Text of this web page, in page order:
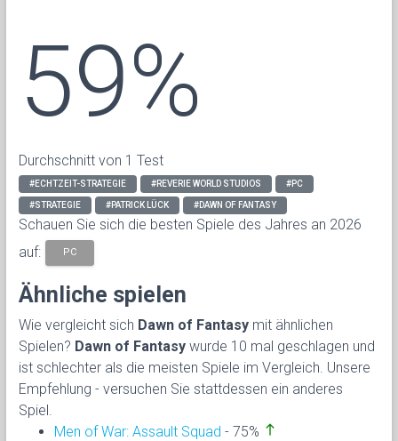
59%
Durchschnitt von 1 Test
#ECHTZEIT-STRATEGIE #REVERIE WORLD STUDIOS #PC
#STRATEGIE #PATRICK LÜCK #DAWN OF FANTASY
Schauen Sie sich die besten Spiele des Jahres an 2026
auf:
PC
Ähnliche spielen
Wie vergleicht sich Dawn of Fantasy mit ähnlichen
Spielen? Dawn of Fantasy wurde 10 mal geschlagen und
ist schlechter als die meisten Spiele im Vergleich. Unsere
Empfehlung - versuchen Sie stattdessen ein anderes
Spiel.
Men of War: Assault Squad - 75% north